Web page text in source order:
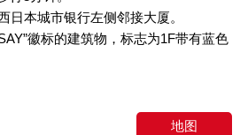
日本城市银行左侧邻接大厦。
徽标的建筑物，标志为1F带有蓝色
地图